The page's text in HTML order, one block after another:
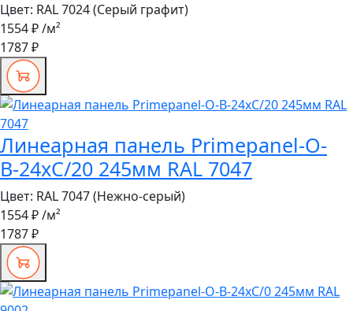
Цвет: RAL 7024 (Серый графит)
1554 ₽/м²
1787 ₽
Линеарная панель Primepanel-О-
В-24хС/20 245мм RAL 7047
Цвет: RAL 7047 (Нежно-серый)
1554 ₽/м²
1787 ₽